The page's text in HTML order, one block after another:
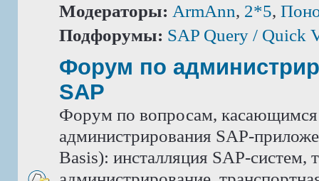
Модераторы: ArmAnn, 2*5,
Подфорумы: SAP Query / Quick
Форум по
SAP
Форум по вопросам, касающимся
администрирования SAP-
Basis): инсталляция SAP-систем,